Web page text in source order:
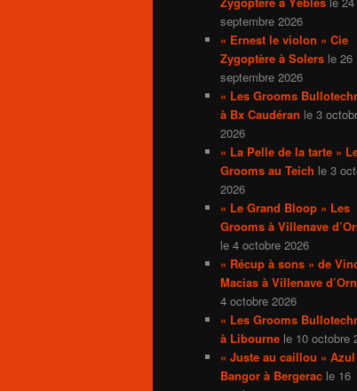
septembre 2026
« Ernest le violon » Cie
Zygoptère à Solers le 26
septembre 2026
« Les Grooms
à Bx Caudéran le 3
2026
« La Pelle de la tarte »
Grooms au Teich le 3
2026
« Le Grand Bloop » Les
Grooms à Villenave
le 4 octobre 2026
« Récup à sons » de
Macias à Villenave
4 octobre 2026
« Les Grooms
à Libourne le 10 octobre
« Juste au caillou » Azul
Bangor à Bergerac le 16